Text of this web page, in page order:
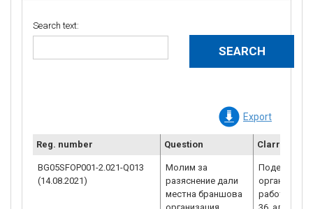
Search text:
Export
Reg. number Question
BG05SFOP001-2.021-Q013
(14.08.2021)
Молим за
разяснение дали
местна браншова
Поделение